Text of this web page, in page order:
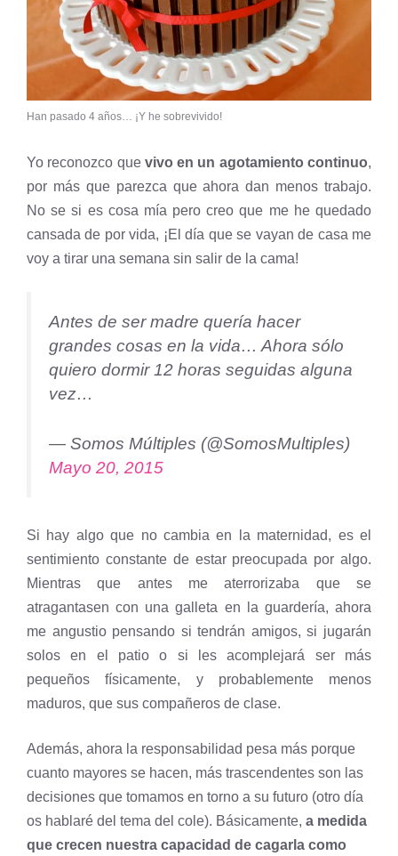
Han pasado 4 años… ¡Y he sobrevivido!
Yo reconozco quevivo en un agotamiento continuo,
por más que parezca que ahora dan menos trabajo.
No se si es cosa mía pero creo que me he quedado
cansada de por vida, ¡El día que se vayan de casa me
voy a tirar una semana sin salir de la cama!
Antes de ser madre quería hacer
grandes cosas en la vida… Ahora sólo
quiero dormir 12 horas seguidas alguna
vez…
— Somos Múltiples (@SomosMultiples)
Mayo 20, 2015
Si hay algo que no cambia en la maternidad, es el
sentimiento constante de estar preocupada por algo.
Mientras que antes me aterrorizaba que se
atragantasen con una galleta en la guardería, ahora
me angustio pensando si tendrán amigos, si jugarán
solos en el patio o si les acomplejará ser más
pequeños físicamente, y probablemente menos
maduros, que sus compañeros de clase.
Además, ahora la responsabilidad pesa más porque
cuanto mayores se hacen, más trascendentes son las
decisiones que tomamos en torno a su futuro (otro día
os hablaré del tema del cole). Básicamente, a medida
que crecen nuestra capacidad de cagarla como